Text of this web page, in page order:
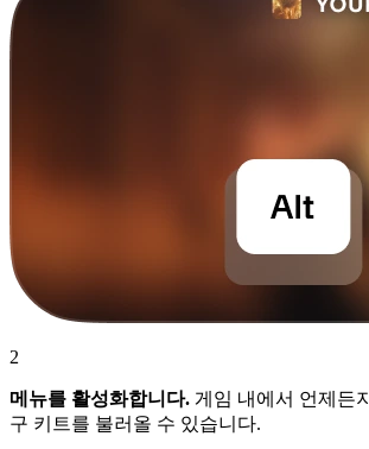
2
메뉴를 활성화합니다. 게임 내에서 언제든
구 키트를 불러올 수 있습니다.